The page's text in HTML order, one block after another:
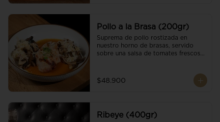
Pollo a la Brasa (200gr)
Suprema de pollo rostizada en
nuestro horno de brasas, servido
sobre una salsa de tomates frescos y
$48.900
Ribeye (400gr)